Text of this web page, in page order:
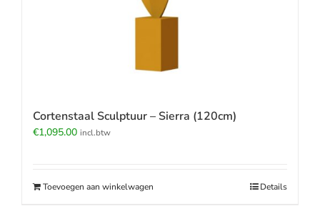
Cortenstaal Sculptuur – Sierra (120cm)
€1,095.00 incl.btw
Toevoegen aan winkelwagen Details